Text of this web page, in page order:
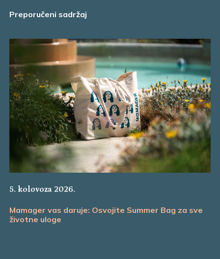
Preporučeni sadržaj
5. kolovoza 2026.
Mamager vas daruje: Osvojite Summer Bag za sve
životne uloge